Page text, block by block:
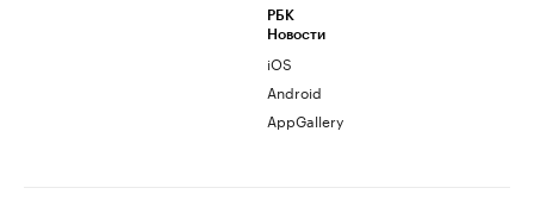
РБК
Новости
iOS
Android
AppGallery